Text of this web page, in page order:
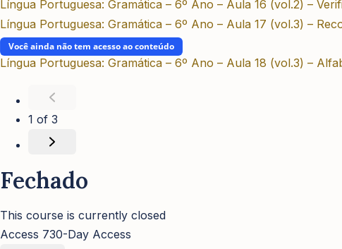
Língua Portuguesa: Gramática – 6º Ano – Aula 16 (vol.2) –
Língua Portuguesa: Gramática – 6º Ano – Aula 17 (vol.3) –
Você ainda não tem acesso ao conteúdo
Língua Portuguesa: Gramática – 6º Ano – Aula 18 (vol.3) –
1 of 3
Fechado
This course is currently closed
Access 730-Day Access